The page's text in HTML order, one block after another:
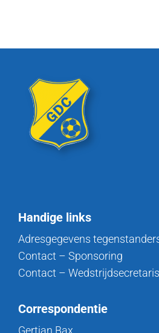
Handige links
Adresgegevens
Contact – Sponsoring
Contact –
Correspondentie
Gertjan Bax